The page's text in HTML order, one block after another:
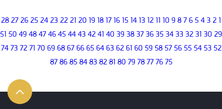
1
2
3
4
5
6
7
8
9
10
11
12
13
14
15
16
17
18
19
20
21
22
23
24
25
26
27
28
29
30
31
32
33
34
35
36
37
38
39
40
41
42
43
44
45
46
47
48
49
50
51
52
53
54
55
56
57
58
59
60
61
62
63
64
65
66
67
68
69
70
71
72
73
74
75
76
77
78
79
80
81
82
83
84
85
86
87